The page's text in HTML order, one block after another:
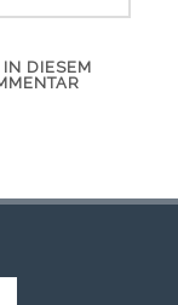
DIESEM